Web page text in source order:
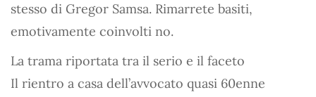
stesso di Gregor Samsa. Rimarrete basiti,
emotivamente coinvolti no.
La trama riportata tra il serio e il faceto
Il rientro a casa dell’avvocato quasi 60enne